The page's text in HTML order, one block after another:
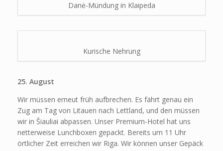
Danė-Mündung in Klaipeda
Kurische Nehrung
25. August
Wir müssen erneut früh aufbrechen. Es fährt genau ein
Zug am Tag von Litauen nach Lettland, und den müssen
wir in Šiauliai abpassen. Unser Premium-Hotel hat uns
netterweise Lunchboxen gepackt. Bereits um 11 Uhr
örtlicher Zeit erreichen wir Riga. Wir können unser Gepäck